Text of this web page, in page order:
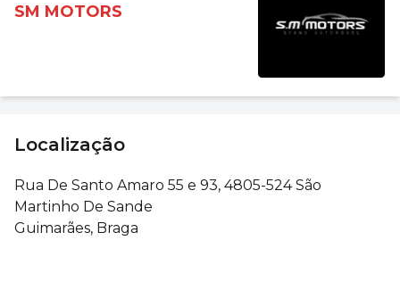
SM MOTORS
Localização
Rua De Santo Amaro 55 e 93, 4805-524 São
Martinho De Sande
Guimarães, Braga